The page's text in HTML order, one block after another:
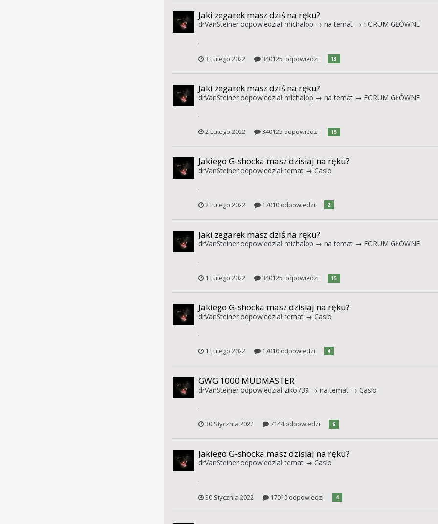
Jaki zegarek masz dziś na ręku?
drVanSteinerodpowiedział michalop → na temat → FORUM GŁÓWNE
.
3 Lutego 2022
340125 odpowiedzi 13
Jaki zegarek masz dziś na ręku?
drVanSteinerodpowiedział michalop → na temat → FORUM GŁÓWNE
.
2 Lutego 2022
340125 odpowiedzi 15
Jakiego G-shocka masz dzisiaj na ręku?
drVanSteinerodpowiedział temat → Casio
.
2 Lutego 2022
17010 odpowiedzi 2
Jaki zegarek masz dziś na ręku?
drVanSteinerodpowiedział michalop → na temat → FORUM GŁÓWNE
.
1 Lutego 2022
340125 odpowiedzi 15
Jakiego G-shocka masz dzisiaj na ręku?
drVanSteinerodpowiedział temat → Casio
.
1 Lutego 2022
17010 odpowiedzi 4
GWG 1000 MUDMASTER
drVanSteinerodpowiedział ziko739 → na temat → Casio
.
30 Stycznia 2022
7144 odpowiedzi 6
Jakiego G-shocka masz dzisiaj na ręku?
drVanSteinerodpowiedział temat → Casio
.
30 Stycznia 2022
17010 odpowiedzi 4